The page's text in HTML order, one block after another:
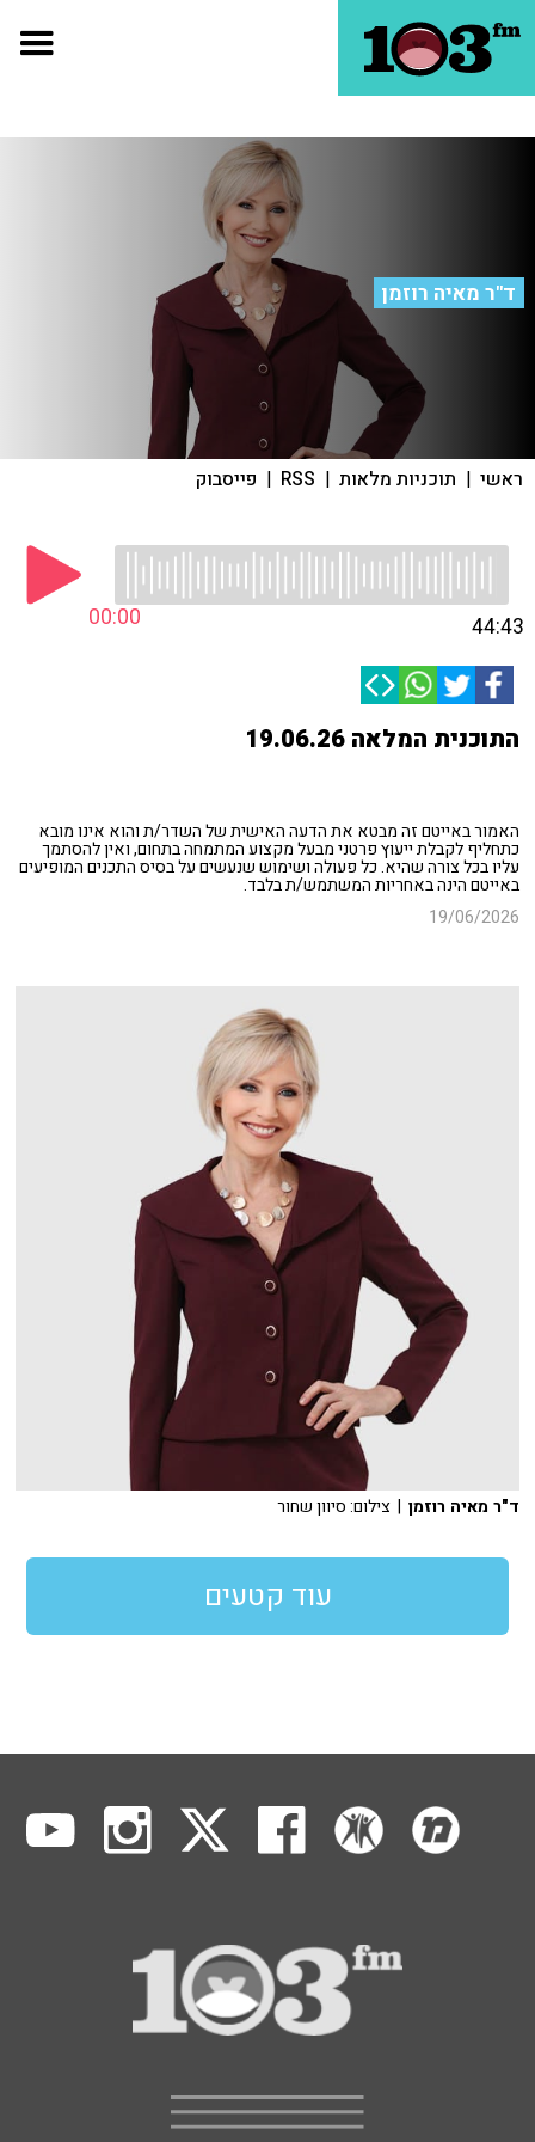
ד"ר מאיה רוזמן
ראשי | תוכניות מלאות |
RSS
| פייסבוק
00:00 44:43
התוכנית המלאה 19.06.26
האמור באייטם זה מבטא את הדעה האישית של השדר/ת והוא אינו מובא
כתחליף לקבלת ייעוץ פרטני מבעל מקצוע המתמחה בתחום, ואין להסתמך
עליו בכל צורה שהיא. כל פעולה ושימוש שנעשים על בסיס התכנים המופיעים
באייטם הינה באחריות המשתמש/ת בלבד.
19/06/2026
ד"ר מאיה רוזמן | צילום: סיוון שחור
עוד קטעים